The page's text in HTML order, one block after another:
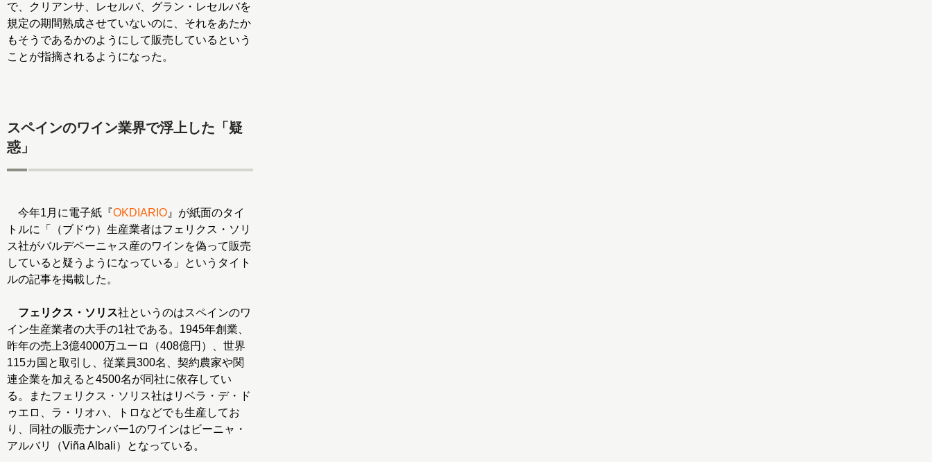
で、クリアンサ、レセルバ、グラン・レセルバを
規定の期間熟成させていないのに、それをあたか
もそうであるかのようにして販売しているという
ことが指摘されるようになった。
スペインのワイン業界で浮上した「疑
惑」
今年1月に電子紙『OKDIARIO 』が紙面のタイ
トルに「（ブドウ）生産業者はフェリクス・ソリ
ス社がバルデペーニャス産のワインを偽って販売
していると疑うようになっている」というタイト
ルの記事を掲載した。
フェリクス・ソリス社というのはスペインのワ
イン生産業者の大手の1社である。1945年創業、
昨年の売上3億4000万ユーロ（408億円）、世界
115カ国と取引し、従業員300名、契約農家や関
連企業を加えると4500名が同社に依存してい
る。またフェリクス・ソリス社はリベラ・デ・ド
ゥエロ、ラ・リオハ、トロなどでも生産してお
り、同社の販売ナンバー1のワインはビーニャ・
アルバリ（Viña Albali）となっている。